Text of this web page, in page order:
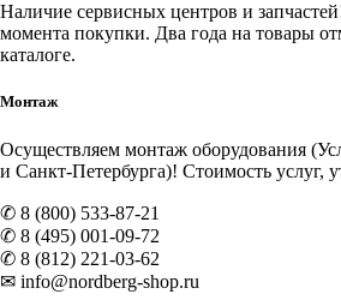
Наличие сервисных центров и запчастей
момента покупки. Два года на товары
каталоге.
Монтаж
Осуществляем монтаж оборудования
и Санкт-Петербурга)! Стоимость услуг,
✆ 8 (800) 533-87-21
✆ 8 (495) 001-09-72
✆ 8 (812) 221-03-62
✉ info@nordberg-shop.ru